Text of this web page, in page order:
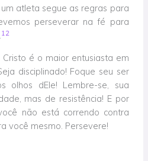
atleta segue as regras para
perseverar na fé para
1 2
Cristo é o maior entusiasta em
disciplinado! Foque seu ser
olhos dEle! Lembre-se, sua
mas de resistência! E por
não está correndo contra
você mesmo. Persevere!